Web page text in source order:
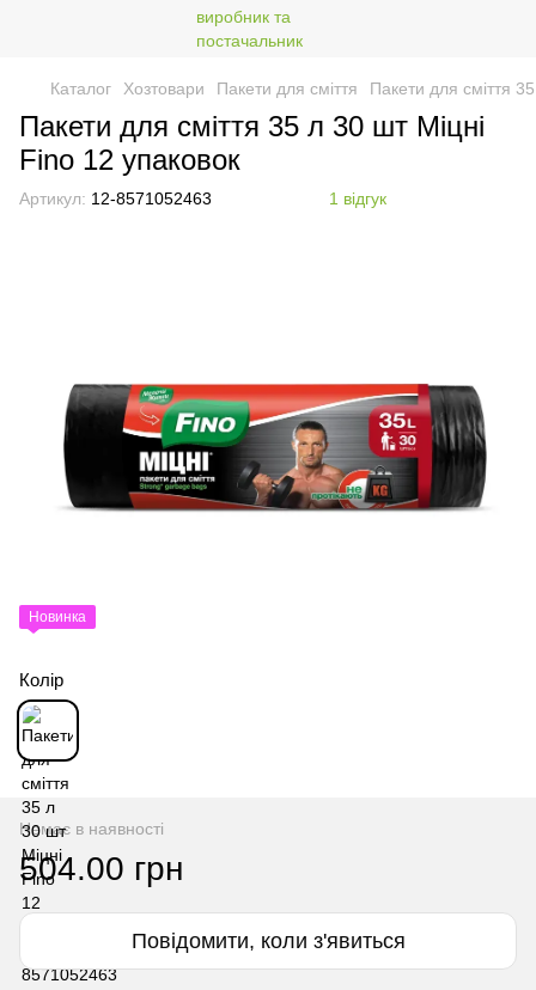
Каталог Хозтовари Пакети для сміття Пакети для сміття
Пакети для сміття 35 л 30 шт Міцні
Fino 12 упаковок
Артикул: 12-8571052463 1 відгук
Новинка
Колір
Немає в наявності
504.00 грн
Повідомити, коли з'явиться